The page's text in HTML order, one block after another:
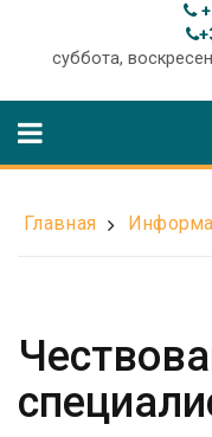
суббота,
Главная